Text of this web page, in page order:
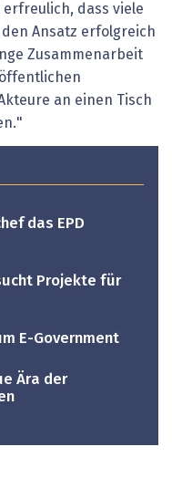
erfreulich, dass viele
Ansatz erfolgreich
Zusammenarbeit
an einen Tisch
das EPD
Projekte für
E-Government
Ära der